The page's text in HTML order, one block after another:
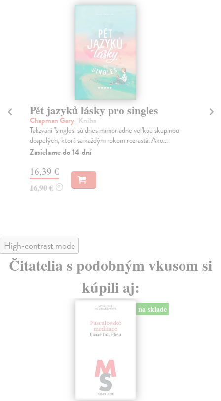
Pět jazyků lásky pro singles
Chapman Gary| Kniha
Takzvaní "singles" sú dnes mimoriadne veľkou skupinou
dospelých, ktorá sa každým rokom rozrastá. Ako...
Zasielame do 14 dní
16,39 €
16,90 € ?
High-contrast mode
Čitatelia s podobným vkusom si
kúpili aj:
na sklade